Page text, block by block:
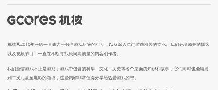
机核从2010年开始一直致力于分享游戏玩家的生活，以及深入探讨游戏相关的文化。我们开发原创的播客
以及视频节目，一直在不断寻找民间高质量的内容创作者。
我们坚信游戏不止是游戏，游戏中包含的科学，文化，历史等各个层面的知识和故事，它们同时也会辐射
到二次元甚至电影的领域，这些内容非常值得分享给热爱游戏的您。